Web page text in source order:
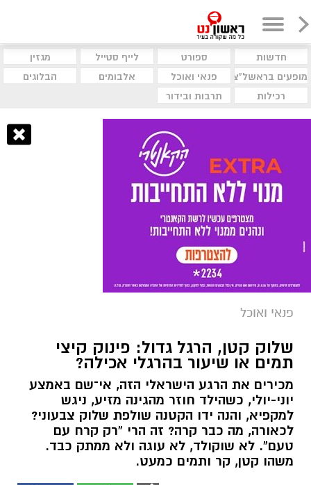
חדשות ספורט לייף סטייל
מגזין
מופעים בראשל"צ
פנאי ואוכל אלבומים
הבלוגים
רכילות
תרבות ובידור
פנאי ואוכל
שלוק קטן, הרגל גדול: פינוק קיצי
תמים או שיעור בהרגלי אכילה?
מכירים את הרגע הישראלי הזה, אי־שם באמצע
יוני-יולי, כשהילד חוזר מהגינה מזיע, ניגש
למקפיא, והנה ידו הקטנה שולפת שלוק צבעוני?
לכאורה, מה כבר קרה? זה הרי “רק קרח עם
טעם”. לא שוקולד, לא עוגה ולא ממתק כבד.
משהו קטן, קר ותמים כמעט.